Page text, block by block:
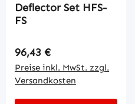
Deflector Set HFS-
FS
Regulärer Preis:
96,43 €
Preise inkl. MwSt. zzgl.
Versandkosten